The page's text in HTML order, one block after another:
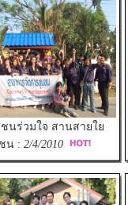
ชนร่วมใจ สานสายใย
น : 2/4/2010